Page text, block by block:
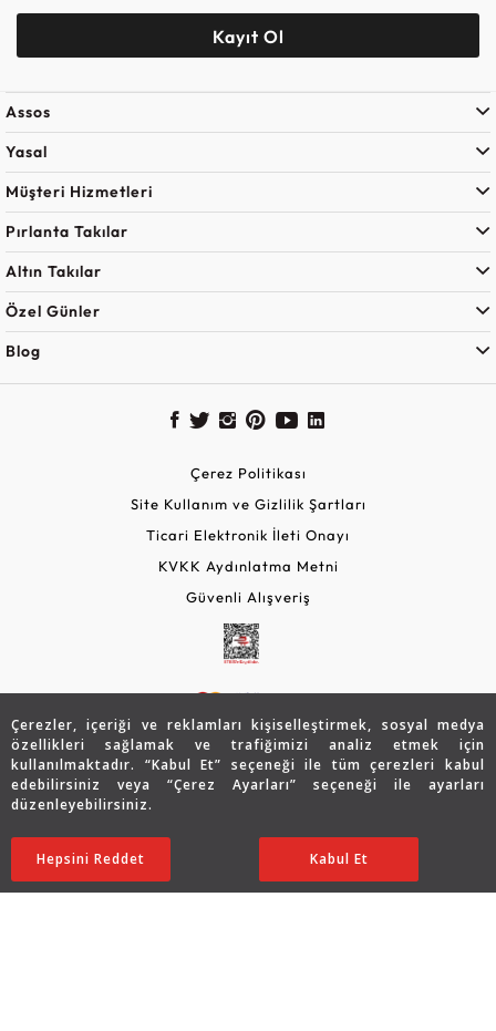
Çerezler, içeriği ve reklamları kişiselleştirmek, sosyal medya
özellikleri sağlamak ve trafiğimizi analiz etmek için
kullanılmaktadır. “Kabul Et” seçeneği ile tüm çerezleri kabul
edebilirsiniz veya “Çerez Ayarları” seçeneği ile ayarları
düzenleyebilirsiniz.
Ayarları Düzenle
Hepsini Reddet Kabul Et
46.242 TL
23.121 TL SATIN ALIN
Kayıt Ol
Assos
Yasal
Müşteri Hizmetleri
Pırlanta Takılar
Altın Takılar
Özel Günler
Blog
© 2026 Assos Diamond
Çerez Politikası
Site Kullanım ve Gizlilik Şartları
Ticari Elektronik İleti Onayı
KVKK Aydınlatma Metni
Güvenli Alışveriş
Copyright © 2026 Assos Pırlanta - Bu sitenin tüm hakları